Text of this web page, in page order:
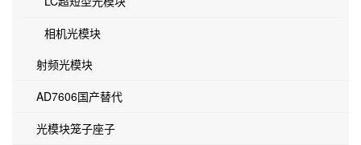
相机光模块
射频光模块
AD7606国产替代
光模块笼子座子